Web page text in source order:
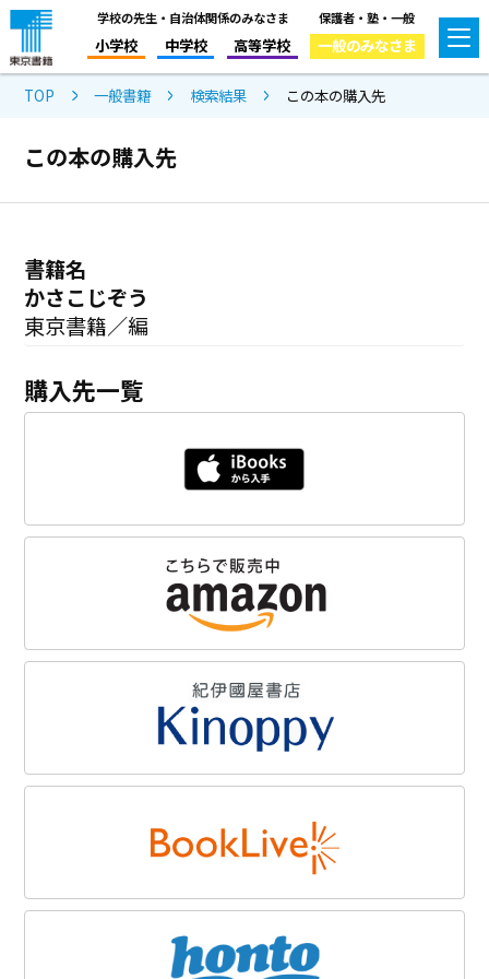
学校の先生・自治体関係のみなさま
小学校 中学校 高等学校
保護者・塾・一般
一般のみなさま
TOP 一般書籍 検索結果 この本の購入先
この本の購入先
書籍名
かさこじぞう
東京書籍／編
購入先一覧